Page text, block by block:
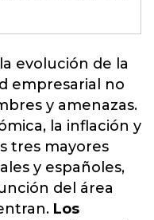
evolución de la
empresarial no
y amenazas.
la inflación y
tres mayores
y españoles,
del área
Los